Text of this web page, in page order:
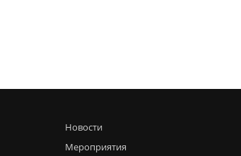
Новости
Мероприятия